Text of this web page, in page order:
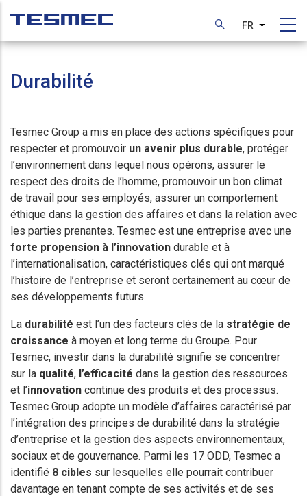
contenu
FR Lister les
Durabilité
Tesmec Group a mis en place des actions spécifiques pour
respecter et promouvoir un avenir plus durable, protéger
l’environnement dans lequel nous opérons, assurer le
respect des droits de l’homme, promouvoir un bon climat
de travail pour ses employés, assurer un comportement
éthique dans la gestion des affaires et dans la relation avec
les parties prenantes. Tesmec est une entreprise avec une
forte propension à l’innovation durable et à
l’internationalisation, caractéristiques clés qui ont marqué
l’histoire de l’entreprise et seront certainement au cœur de
ses développements futurs.
La durabilité est l’un des facteurs clés de la stratégie de
croissance à moyen et long terme du Groupe. Pour
Tesmec, investir dans la durabilité signifie se concentrer
sur la qualité, l’efficacité dans la gestion des ressources
et l’innovation continue des produits et des processus.
Tesmec Group adopte un modèle d’affaires caractérisé par
l’intégration des principes de durabilité dans la stratégie
d’entreprise et la gestion des aspects environnementaux,
sociaux et de gouvernance. Parmi les 17 ODD, Tesmec a
identifié 8 cibles sur lesquelles elle pourrait contribuer
davantage en tenant compte de ses activités et de ses